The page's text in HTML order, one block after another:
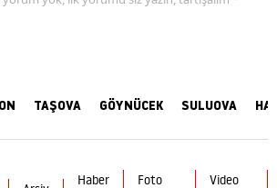
TAŞOVA GÖYNÜCEK SULUOVA
Haber Foto Video